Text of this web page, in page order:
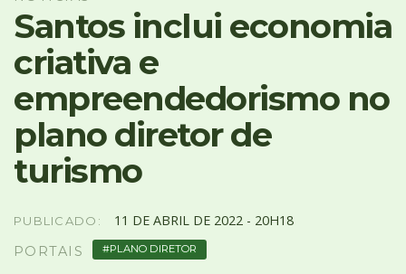
Santos inclui economia
criativa e
empreendedorismo no
plano diretor de
turismo
PUBLICADO: 11 DE ABRILDE 2022 - 20H18
PORTAIS PLANO DIRETOR